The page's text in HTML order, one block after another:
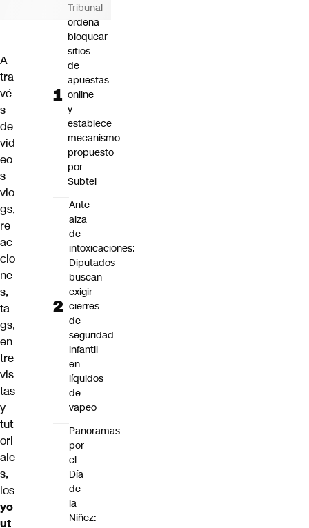
A
tra
vé
s
de
vid
eo
s
vlo
gs,
re
ac
cio
ne
s,
ta
gs,
en
tre
vis
tas
y
tut
ori
ale
s,
los
yo
ut
Tribunal
ordena
bloquear
sitios
de
apuestas
online
y
establece
mecanismo
propuesto
por
Subtel
Ante
alza
de
intoxicaciones:
Diputados
buscan
exigir
cierres
de
seguridad
infantil
en
líquidos
de
vapeo
Panoramas
por
el
Día
de
la
Niñez: